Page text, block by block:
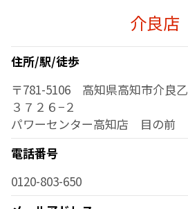
介良店
住所/駅/徒歩
〒781-5106 高知県高知市介良乙
３７２６−２
パワーセンター高知店 目の前
電話番号
0120-803-650